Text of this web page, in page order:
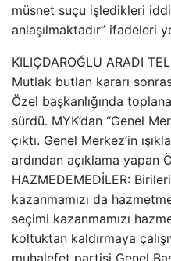
müsnet suçu işledikleri
anlaşılmaktadır” ifadeleri
KILIÇDAROĞLU ARADI
Mutlak butlan kararı
Özel başkanlığında
sürdü. MYK’dan “Genel
çıktı. Genel Merkez’in
ardından açıklama yapan
HAZMEDEMEDİLER:
kazanmamızı da
seçimi kazanmamızı
koltuktan kaldırmaya
muhalefet partisi Genel